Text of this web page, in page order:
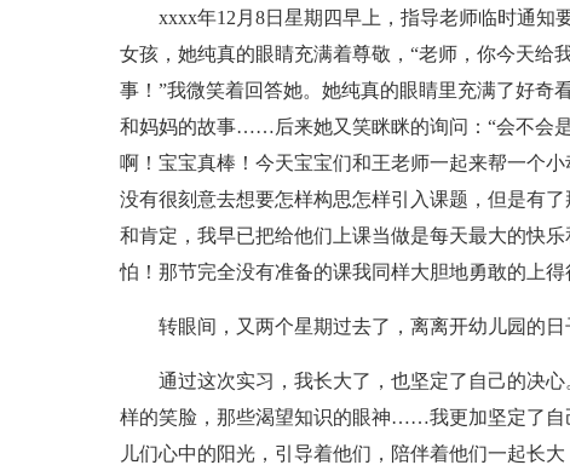
xxxx年12月8日星期四早上，指导老师临时通知
女孩，她纯真的眼睛充满着尊敬，“老师，你今天给
事！”我微笑着回答她。她纯真的眼睛里充满了好奇
和妈妈的故事……后来她又笑眯眯的询问：“会不会
啊！宝宝真棒！今天宝宝们和王老师一起来帮一个
没有很刻意去想要怎样构思怎样引入课题，但是有
和肯定，我早已把给他们上课当做是每天最大的快
怕！那节完全没有准备的课我同样大胆地勇敢的上得
转眼间，又两个星期过去了，离离开幼儿园的日
通过这次实习，我长大了，也坚定了自己的决
样的笑脸，那些渴望知识的眼神……我更加坚定了自
儿们心中的阳光，引导着他们，陪伴着他们一起长